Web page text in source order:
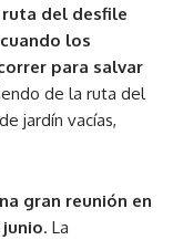
del desfile
los
para salvar
de la ruta del
jardín vacías,
gran reunión en
. La